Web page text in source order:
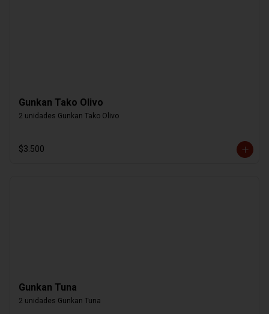
Gunkan Tako Olivo
2 unidades Gunkan Tako Olivo
$3.500
Gunkan Tuna
2 unidades Gunkan Tuna